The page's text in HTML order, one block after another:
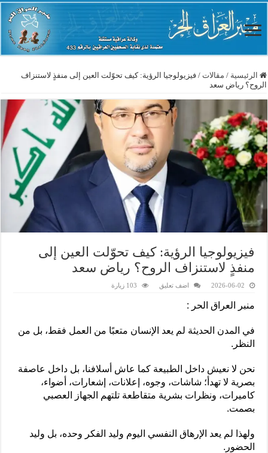
الرئيسية / مقالات / فيزيولوجيا الرؤية: كيف تحوّلت العين إلى منفذٍ لاستنزاف
الروح؟ رياض سعد
فيزيولوجيا الرؤية: كيف تحوّلت العين إلى
منفذٍ لاستنزاف الروح؟ رياض سعد
2026-06-02 اضف تعليق 103 زيارة
منبر العراق الحر :
في المدن الحديثة لم يعد الإنسان متعبًا من العمل فقط، بل من
النظر.
نحن لا نعيش داخل الطبيعة كما عاش أسلافنا، بل داخل عاصفة
بصرية لا تهدأ؛ شاشات، وجوه، إعلانات، إشعارات، أضواء،
كاميرات، ونظرات بشرية متقاطعة تلتهم الجهاز العصبي
بصمت.
ولهذا لم يعد الإرهاق النفسي اليوم وليد الفكر وحده، بل وليد
الحضور.